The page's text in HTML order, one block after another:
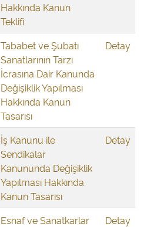
Hakkında Kanun
Teklifi
Tababet ve Şubatı
Sanatlarının Tarzı
İcrasına Dair Kanunda
Değişiklik Yapılması
Hakkında Kanun
Tasarısı
Detay
İş Kanunu ile
Sendikalar
Kanununda Değişiklik
Yapılması Hakkında
Kanun Tasarısı
Detay
Esnaf ve Sanatkarlar
Detay